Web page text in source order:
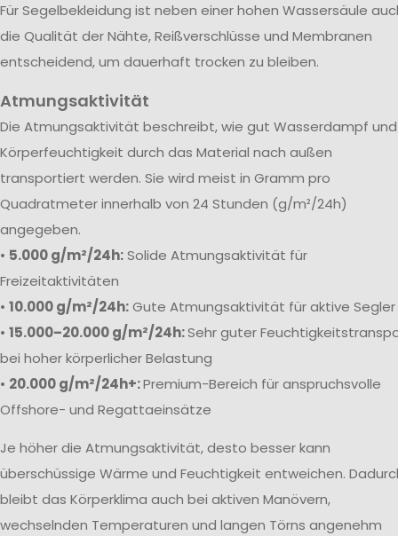
Für Segelbekleidung ist neben einer hohen Wassersäule
die Qualität der Nähte, Reißverschlüsse und Membranen
entscheidend, um dauerhaft trocken zu bleiben.
Atmungsaktivität
Die Atmungsaktivität beschreibt, wie gut Wasserdampf und
Körperfeuchtigkeit durch das Material nach außen
transportiert werden. Sie wird meist in Gramm pro
Quadratmeter innerhalb von 24 Stunden (g/m²/24h)
angegeben.
• 5.000 g/m²/24h:Solide Atmungsaktivität für
Freizeitaktivitäten
• 10.000 g/m²/24h:Gute Atmungsaktivität für aktive Segler
• 15.000–20.000 g/m²/24h:Sehr guter
bei hoher körperlicher Belastung
• 20.000 g/m²/24h+:Premium-Bereich für anspruchsvolle
Offshore- und Regattaeinsätze
Je höher die Atmungsaktivität, desto besser kann
überschüssige Wärme und Feuchtigkeit entweichen.
bleibt das Körperklima auch bei aktiven Manövern,
wechselnden Temperaturen und langen Törns angenehm